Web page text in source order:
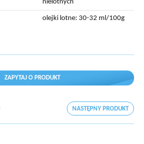
nielotnych
olejki lotne: 30-32 ml/100g
ZAPYTAJ O PRODUKT
NASTĘPNY PRODUKT